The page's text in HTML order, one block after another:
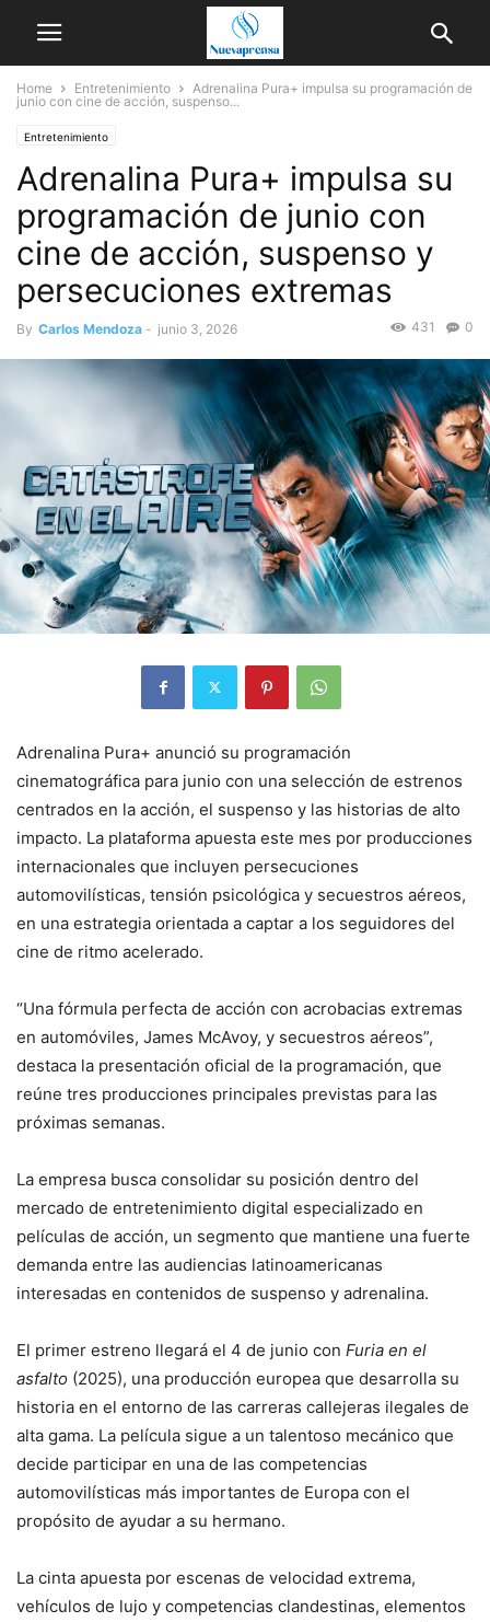
Home Entretenimiento
Adrenalina Pura+ impulsa su programación de
junio con cine de acción, suspenso...
Entretenimiento
Adrenalina Pura+ impulsa su
programación de junio con
cine de acción, suspenso y
persecuciones extremas
By Carlos Mendoza - junio 3, 2026 0
431
Adrenalina Pura+ anunció su programación
cinematográfica para junio con una selección de estrenos
centrados en la acción, el suspenso y las historias de alto
impacto. La plataforma apuesta este mes por producciones
internacionales que incluyen persecuciones
automovilísticas, tensión psicológica y secuestros aéreos,
en una estrategia orientada a captar a los seguidores del
cine de ritmo acelerado.
“Una fórmula perfecta de acción con acrobacias extremas
en automóviles, James McAvoy, y secuestros aéreos”,
destaca la presentación oficial de la programación, que
reúne tres producciones principales previstas para las
próximas semanas.
La empresa busca consolidar su posición dentro del
mercado de entretenimiento digital especializado en
películas de acción, un segmento que mantiene una fuerte
demanda entre las audiencias latinoamericanas
interesadas en contenidos de suspenso y adrenalina.
El primer estreno llegará el 4 de junio con Furia en el
asfalto (2025), una producción europea que desarrolla su
historia en el entorno de las carreras callejeras ilegales de
alta gama. La película sigue a un talentoso mecánico que
decide participar en una de las competencias
automovilísticas más importantes de Europa con el
propósito de ayudar a su hermano.
La cinta apuesta por escenas de velocidad extrema,
vehículos de lujo y competencias clandestinas, elementos